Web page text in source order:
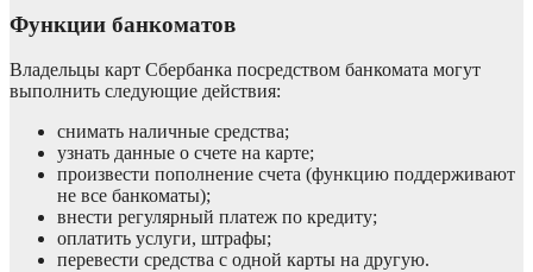
Функции банкоматов
Владельцы карт Сбербанка посредством банкомата могут
выполнить следующие действия:
снимать наличные средства;
узнать данные о счете на карте;
произвести пополнение счета (функцию поддерживают
не все банкоматы);
внести регулярный платеж по кредиту;
оплатить услуги, штрафы;
перевести средства с одной карты на другую.